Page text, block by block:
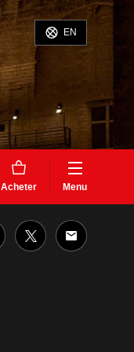
EN
Acheter Menu